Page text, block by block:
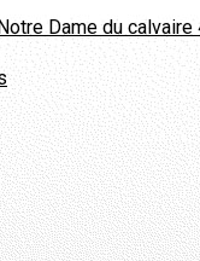
Dame du calvaire